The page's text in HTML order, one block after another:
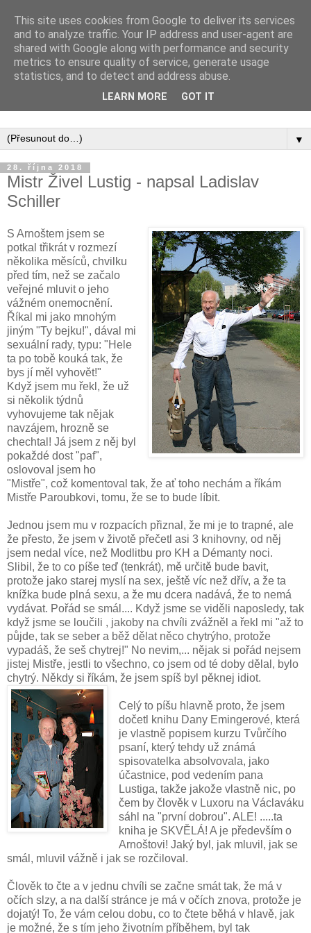
Inspirujte se tím, co píší posluchači kurzů a co se na nich
▼
28. října 2018
Mistr Živel Lustig - napsal Ladislav
Schiller
S Arnoštem jsem se
potkal třikrát v rozmezí
několika měsíců, chvilku
před tím, než se začalo
veřejné mluvit o jeho
vážném onemocnění.
Říkal mi jako mnohým
jiným "Ty bejku!", dával mi
sexuální rady, typu: "Hele
ta po tobě kouká tak, že
bys jí měl vyhovět!"
Když jsem mu řekl, že už
si několik týdnů
vyhovujeme tak nějak
navzájem, hrozně se
chechtal! Já jsem z něj byl
pokaždé dost "paf",
oslovoval jsem ho
"Mistře", což komentoval tak, že ať toho nechám a říkám
Mistře Paroubkovi, tomu, že se to bude líbit.
Jednou jsem mu v rozpacích přiznal, že mi je to trapné, ale
že přesto, že jsem v životě přečetl asi 3 knihovny, od něj
jsem nedal více, než Modlitbu pro KH a Démanty noci.
Slibil, že to co píše teď (tenkrát), mě určitě bude bavit,
protože jako starej myslí na sex, ještě víc než dřív, a že ta
knížka bude plná sexu, a že mu dcera nadává, že to nemá
vydávat. Pořád se smál.... Když jsme se viděli naposledy, tak
když jsme se loučili , jakoby na chvíli zvážněl a řekl mi "až to
půjde, tak se seber a běž dělat něco chytrýho, protože
vypadáš, že seš chytrej!" No nevim,... nějak si pořád nejsem
jistej Mistře, jestli to všechno, co jsem od té doby dělal, bylo
chytrý. Někdy si říkám, že jsem spíš byl pěknej idiot.
Celý to píšu hlavně proto, že jsem
dočetl knihu Dany Emingerové, která
je vlastně popisem kurzu Tvůrčího
psaní, který tehdy už známá
spisovatelka absolvovala, jako
účastnice, pod vedením pana
Lustiga, takže jakože vlastně nic, po
čem by člověk v Luxoru na Václaváku
sáhl na "první dobrou". ALE! .....ta
kniha je SKVĚLÁ! A je především o
Arnoštovi! Jaký byl, jak mluvil, jak se
smál, mluvil vážně i jak se rozčiloval.
Člověk to čte a v jednu chvíli se začne smát tak, že má v
očích slzy, a na další stránce je má v očích znova, protože je
dojatý! To, že vám celou dobu, co to čtete běhá v hlavě, jak
je možné, že s tím jeho životním příběhem, byl tak
This site uses cookies from Google to deliver its services
and to analyze traffic. Your IP address and user-agent are
shared with Google along with performance and security
metrics to ensure quality of service, generate usage
statistics, and to detect and address abuse.
LEARN MORE GOT IT